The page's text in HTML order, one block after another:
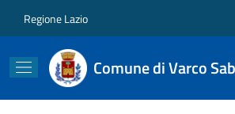
Regione Lazio
Comune di Varco